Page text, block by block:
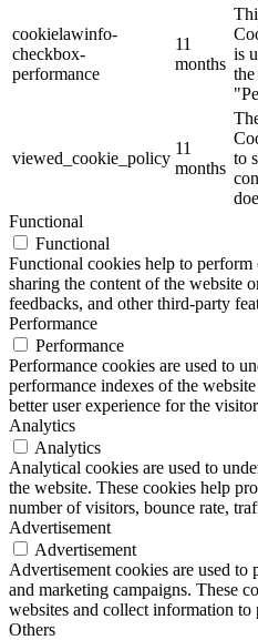
cookielawinfo-
checkbox-
performance
11
months
is
viewed_cookie_policy
11
months
to
Functional
Functional
Functional cookies help to
sharing the content of the website
feedbacks, and other third-party
Performance
Performance
Performance cookies are used to
performance indexes of the
better user experience for the
Analytics
Analytics
Analytical cookies are used to
the website. These cookies help
number of visitors, bounce rate,
Advertisement
Advertisement
Advertisement cookies are used
and marketing campaigns. These
websites and collect information to
Others